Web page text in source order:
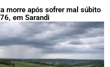
morre após sofrer mal súbito
em Sarandi